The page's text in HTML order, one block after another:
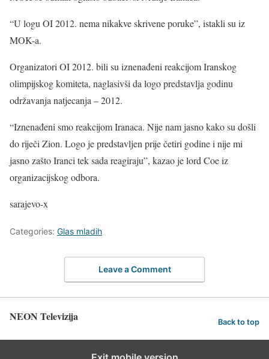
“U logu OI 2012. nema nikakve skrivene poruke”, istakli su iz
MOK-a.
Organizatori OI 2012. bili su iznenađeni reakcijom Iranskog
olimpijskog komiteta, naglasivši da logo predstavlja godinu
održavanja natjecanja – 2012.
“Iznenađeni smo reakcijom Iranaca. Nije nam jasno kako su došli
do riječi Zion. Logo je predstavljen prije četiri godine i nije mi
jasno zašto Iranci tek sada reagiraju”, kazao je lord Coe iz
organizacijskog odbora.
sarajevo-x
Categories: Glas mladih
Leave a Comment
NEON Televizija Back to top